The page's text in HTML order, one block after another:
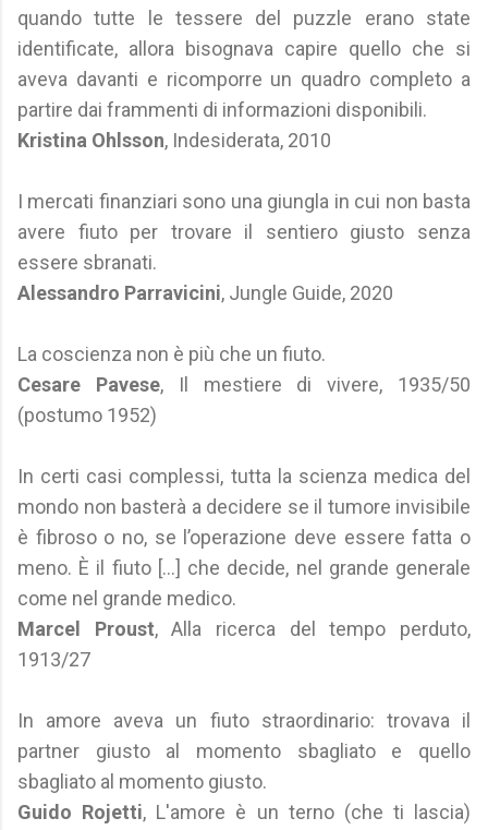
quando tutte le tessere del puzzle erano state
identificate, allora bisognava capire quello che si
aveva davanti e ricomporre un quadro completo a
partire dai frammenti di informazioni disponibili.
Kristina Ohlsson, Indesiderata, 2010
I mercati finanziari sono una giungla in cui non basta
avere fiuto per trovare il sentiero giusto senza
essere sbranati.
Alessandro Parravicini, Jungle Guide, 2020
La coscienza non è più che un fiuto.
Cesare Pavese, Il mestiere di vivere, 1935/50
(postumo 1952)
In certi casi complessi, tutta la scienza medica del
mondo non basterà a decidere se il tumore invisibile
è fibroso o no, se l’operazione deve essere fatta o
meno. È il fiuto [...] che decide, nel grande generale
come nel grande medico.
Marcel Proust, Alla ricerca del tempo perduto,
1913/27
In amore aveva un fiuto straordinario: trovava il
partner giusto al momento sbagliato e quello
sbagliato al momento giusto.
Guido Rojetti, L'amore è un terno (che ti lascia)